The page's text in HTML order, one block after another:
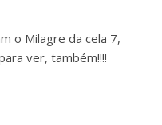
o Milagre da cela 7,
ver, também!!!!